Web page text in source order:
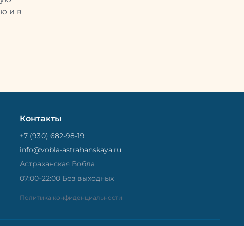
и не
но и
сочетать
и в
Контакты
+7 (930) 682-98-19
info@vobla-astrahanskaya.ru
Астраханская Вобла
07:00-22:00 Без выходных
Политика конфиденциальности